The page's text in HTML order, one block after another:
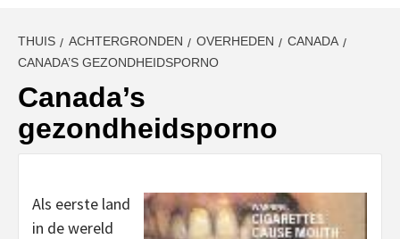
THUIS ACHTERGRONDEN OVERHEDEN
CANADA
CANADA’S GEZONDHEIDSPORNO
Canada’s
gezondheidsporno
Als eerste land
in de wereld